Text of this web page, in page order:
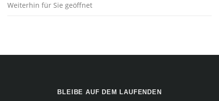
Weiterhin für Sie geöffnet
BLEIBE AUF DEM LAUFENDEN